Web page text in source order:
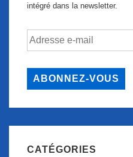
intégré dans la newsletter.
Adresse
ABONNEZ-VOUS
CATÉGORIES